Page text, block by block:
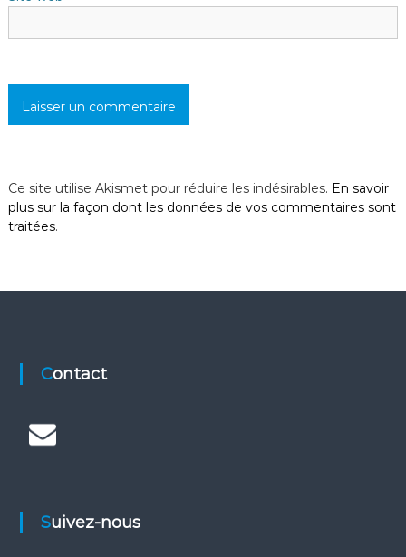
Ce site utilise Akismet pour réduire les indésirables. En savoir
plus sur la façon dont les données de vos commentaires sont
traitées.
Contact
Suivez-nous